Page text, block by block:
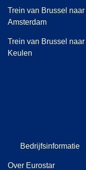
Trein van Brussel naar
Amsterdam
Trein van Brussel naar
Keulen
Bedrijfsinformatie
Over Eurostar